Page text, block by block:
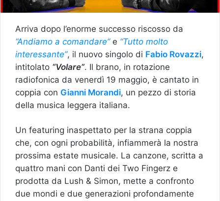
Arriva dopo l’enorme successo riscosso da
“Andiamo a comandare”e “Tutto molto
interessante”, il nuovo singolo di Fabio Rovazzi,
intitolato “Volare”. Il brano, in rotazione
radiofonica da venerdì 19 maggio, è cantato in
coppia con Gianni Morandi, un pezzo di storia
della musica leggera italiana.
Un featuring inaspettato per la strana coppia
che, con ogni probabilità, infiammerà la nostra
prossima estate musicale. La canzone, scritta a
quattro mani con Danti dei Two Fingerz e
prodotta da Lush & Simon, mette a confronto
due mondi e due generazioni profondamente